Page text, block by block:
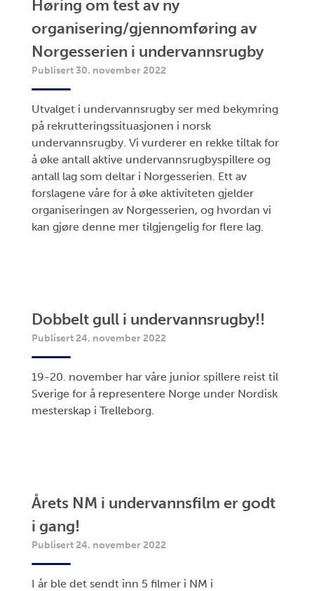
Høring om test av ny
organisering/gjennomføring av
Norgesserien i undervannsrugby
Publisert 30. november 2022
Utvalget i undervannsrugby ser med bekymring
på rekrutteringssituasjonen i norsk
undervannsrugby. Vi vurderer en rekke tiltak for
å øke antall aktive undervannsrugbyspillere og
antall lag som deltar i Norgesserien. Ett av
forslagene våre for å øke aktiviteten gjelder
organiseringen av Norgesserien, og hvordan vi
kan gjøre denne mer tilgjengelig for flere lag.
Dobbelt gull i undervannsrugby!!
Publisert 24. november 2022
19-20. november har våre junior spillere reist til
Sverige for å representere Norge under Nordisk
mesterskap i Trelleborg.
Årets NM i undervannsfilm er godt
i gang!
Publisert 24. november 2022
I år ble det sendt inn 5 filmer i NM i